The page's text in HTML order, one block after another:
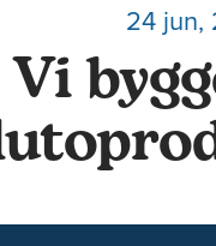
24 jun,
Vi